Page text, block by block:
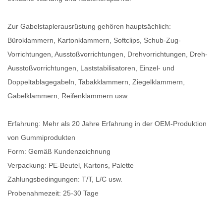
Zur Gabelstaplerausrüstung gehören hauptsächlich:
Büroklammern, Kartonklammern, Softclips, Schub-Zug-
Vorrichtungen, Ausstoßvorrichtungen, Drehvorrichtungen, Dreh-
Ausstoßvorrichtungen, Laststabilisatoren, Einzel- und
Doppeltablagegabeln, Tabakklammern, Ziegelklammern,
Gabelklammern, Reifenklammern usw.
Erfahrung: Mehr als 20 Jahre Erfahrung in der OEM-Produktion
von Gummiprodukten
Form: Gemäß Kundenzeichnung
Verpackung: PE-Beutel, Kartons, Palette
Zahlungsbedingungen: T/T, L/C usw.
Probenahmezeit: 25-30 Tage